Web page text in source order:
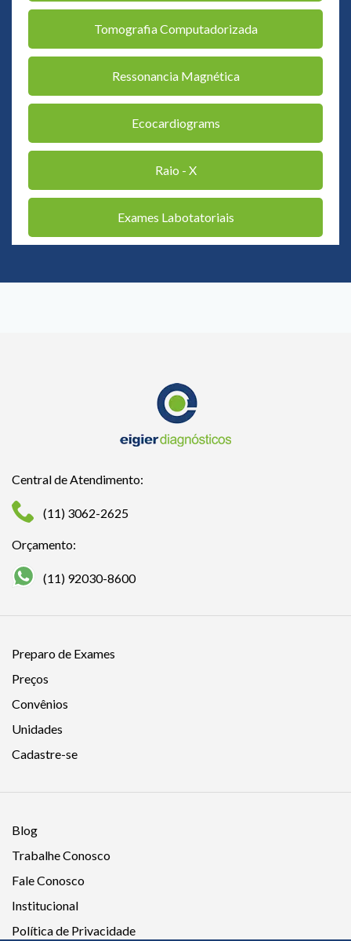
Tomografia Computadorizada
Ressonancia Magnética
Ecocardiograms
Raio - X
Exames Labotatoriais
Central de Atendimento:
(11) 3062-2625
Orçamento:
(11) 92030-8600
Preparo de Exames
Preços
Convênios
Unidades
Cadastre-se
Blog
Trabalhe Conosco
Fale Conosco
Institucional
Política de Privacidade